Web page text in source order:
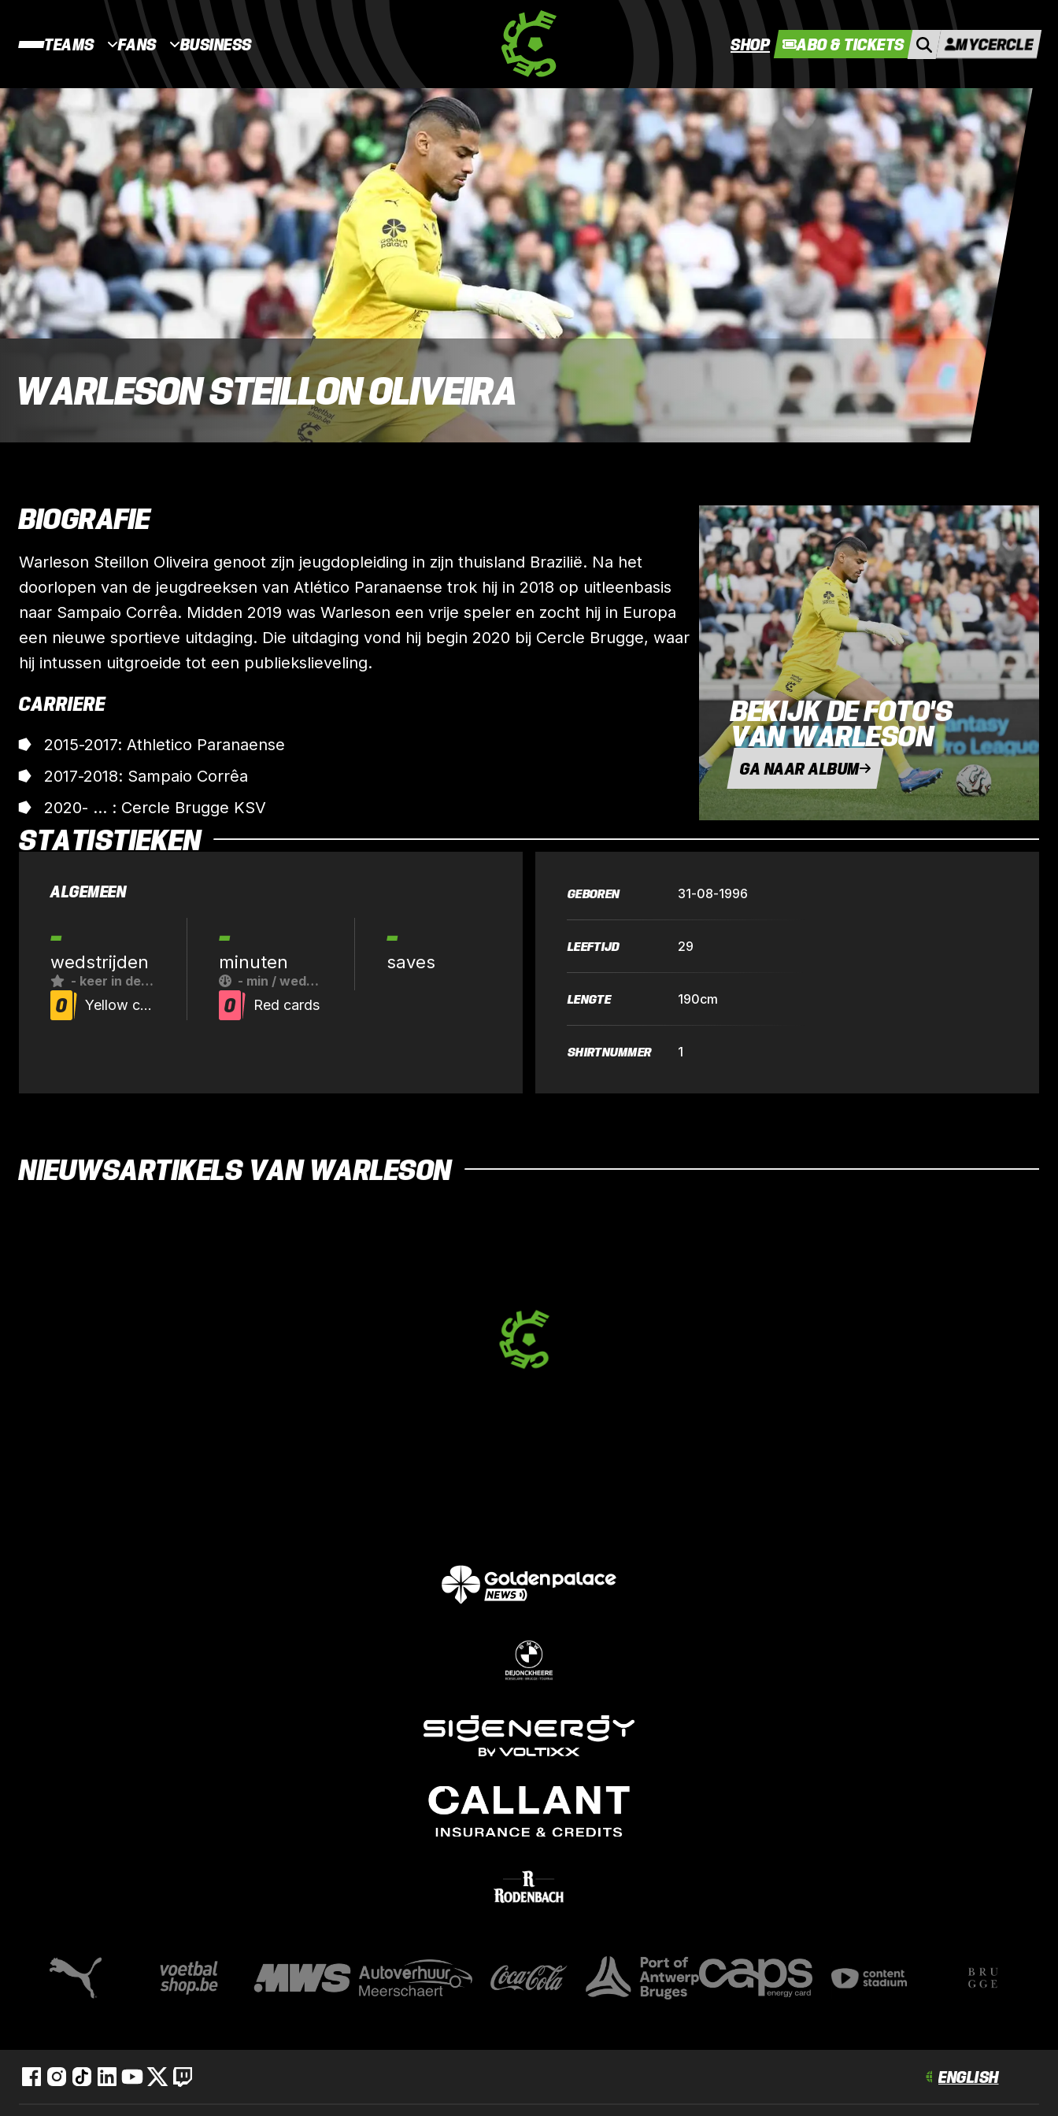
TEAMS FANS BUSINESS SHOP ABO & TICKETS MYCERCLE
WARLESON STEILLON OLIVEIRA
BIOGRAFIE
Warleson Steillon Oliveira genoot zijn jeugdopleiding in zijn thuisland Brazilië. Na het
doorlopen van de jeugdreeksen van Atlético Paranaense trok hij in 2018 op uitleenbasis
naar Sampaio Corrêa. Midden 2019 was Warleson een vrije speler en zocht hij in Europa
een nieuwe sportieve uitdaging. Die uitdaging vond hij begin 2020 bij Cercle Brugge, waar
hij intussen uitgroeide tot een publiekslieveling.
CARRIERE
2015-2017: Athletico Paranaense
2017-2018: Sampaio Corrêa
2020- ... : Cercle Brugge KSV
BEKIJK DE FOTO'S
VAN WARLESON
GA NAAR ALBUM
STATISTIEKEN
GEBOREN 31-08-1996
LEEFTIJD 29
LENGTE 190cm
SHIRTNUMMER 1
ALGEMEEN
-
wedstrijden
- keer in de basis
-
minuten
- min / wedstrijd
-
saves
0 Yellow cards 0 Red cards
NIEUWSARTIKELS VAN WARLESON